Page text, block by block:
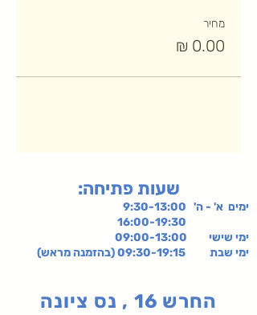
מחיר
:שעות פתיחה
ימים א' - ה' 9:30-13:00
ימי שישי 09:00-13:00
ימי שבת 09:30-19:15 (בהזמנה מראש)
החרש 16 , נס ציונה